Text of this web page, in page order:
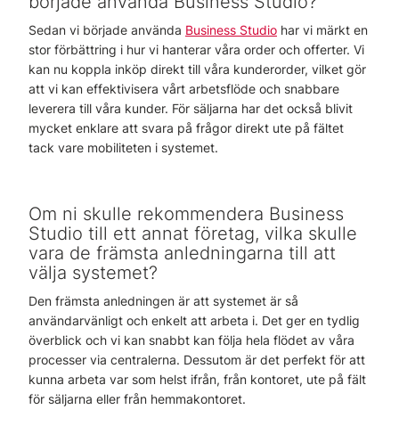
Sedan vi började använda Business Studio har vi märkt en
stor förbättring i hur vi hanterar våra order och offerter. Vi
kan nu koppla inköp direkt till våra kunderorder, vilket gör
att vi kan effektivisera vårt arbetsflöde och snabbare
leverera till våra kunder. För säljarna har det också blivit
mycket enklare att svara på frågor direkt ute på fältet
tack vare mobiliteten i systemet.
Om ni skulle rekommendera Business
Studio till ett annat företag, vilka skulle
vara de främsta anledningarna till att
välja systemet?
Den främsta anledningen är att systemet är så
användarvänligt och enkelt att arbeta i. Det ger en tydlig
överblick och vi kan snabbt kan följa hela flödet av våra
processer via centralerna. Dessutom är det perfekt för att
kunna arbeta var som helst ifrån, från kontoret, ute på fält
för säljarna eller från hemmakontoret.